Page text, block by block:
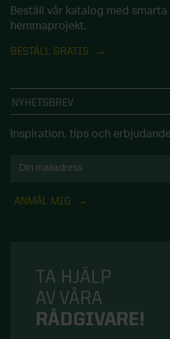
Beställ vår katalog med
hemmaprojekt.
BESTÄLL GRATIS
NYHETSBREV
Inspiration, tips och
ANMÄL MIG
TA HJÄLP
AV VÅRA
RÅDGIVARE!